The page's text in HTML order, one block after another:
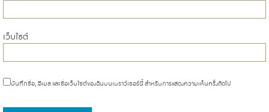
เว็บไซต์
บันทึกชื่อ, อีเมล และชื่อเว็บไซต์ของฉันบนเบราว์เซอร์นี้ สำหรับการแสดงความเห็นครั้งถัดไป